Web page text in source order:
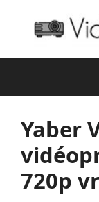
contenu
Yaber
720p